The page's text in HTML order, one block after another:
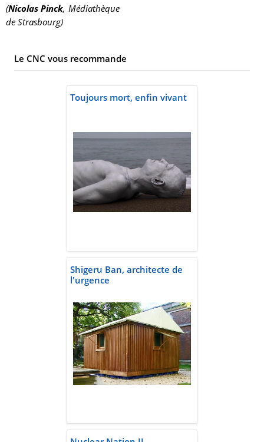
(Nicolas Pinck, Médiathèque
de Strasbourg)
Le CNC vous recommande
Toujours mort, enfin vivant
Shigeru Ban, architecte de
l'urgence